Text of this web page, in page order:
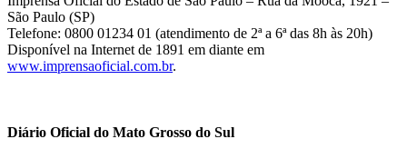
São Paulo (SP)
Telefone: 0800 01234 01 (atendimento de 2ª a 6ª das 8h às 20h)
Disponível na Internet de 1891 em diante em
www.imprensaoficial.com.br.
Diário Oficial do Mato Grosso do Sul